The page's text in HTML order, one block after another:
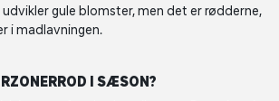
gule blomster, men det er rødderne,
i madlavningen.
I SÆSON?